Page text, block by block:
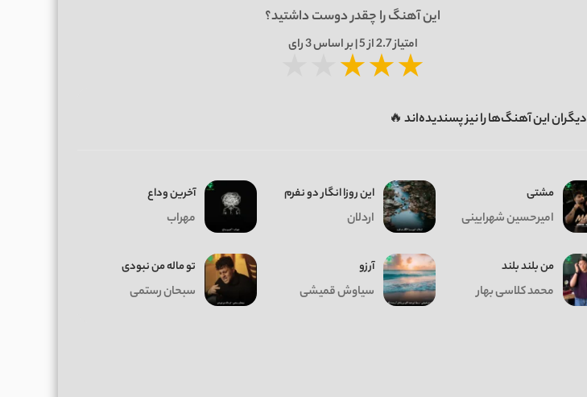
این آهنگ را چقدر دوست داشتید؟
امتیاز2.7از 5 | بر اساس 3رای
★★★
دیگران این آهنگ‌ها را نیز پسندیده‌اند 🔥
مشتی
امیرحسین شهرایینی
این روزا انگار دو نفرم
اردلان
آخرین وداع
مهراب
من بلند بلند
محمد کلاسی بهار
آرزو
سیاوش قمیشی
تو ماله من نبودی
سبحان رستمی